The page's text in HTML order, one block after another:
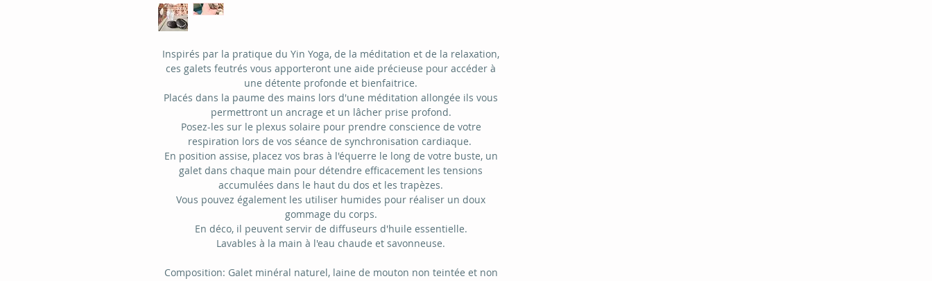
Inspirés par la pratique du Yin Yoga, de la méditation et de la relaxation,
ces galets feutrés vous apporteront une aide précieuse pour accéder à
une détente profonde et bienfaitrice.
Placés dans la paume des mains lors d'une méditation allongée ils vous
permettront un ancrage et un lâcher prise profond.
Posez-les sur le plexus solaire pour prendre conscience de votre
respiration lors de vos séance de synchronisation cardiaque.
En position assise, placez vos bras à l'équerre le long de votre buste, un
galet dans chaque main pour détendre efficacement les tensions
accumulées dans le haut du dos et les trapèzes.
Vous pouvez également les utiliser humides pour réaliser un doux
gommage du corps.
En déco, il peuvent servir de diffuseurs d'huile essentielle.
Lavables à la main à l'eau chaude et savonneuse.
Composition: Galet minéral naturel, laine de mouton non teintée et non